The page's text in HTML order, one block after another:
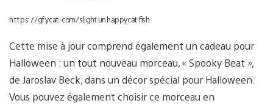
https://gfycat.com/slightunhappycatfish
Cette mise à jour comprend également un cadeau pour
Halloween : un tout nouveau morceau, « Spooky Beat »,
de Jaroslav Beck, dans un décor spécial pour Halloween.
Vous pouvez également choisir ce morceau en